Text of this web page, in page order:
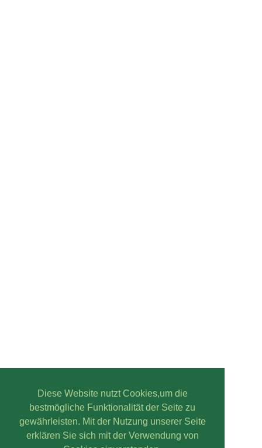
Diese Website nutzt Cookies,um die
bestmögliche Funktionalität der Seite zu
gewährleisten. Mit der Nutzung unserer Seite
erklären Sie sich mit der Verwendung von